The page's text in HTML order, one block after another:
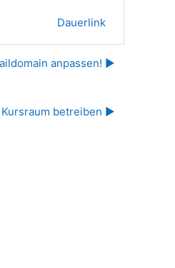
Dauerlink
anpassen! ▶︎
Kursraum betreiben ▶︎